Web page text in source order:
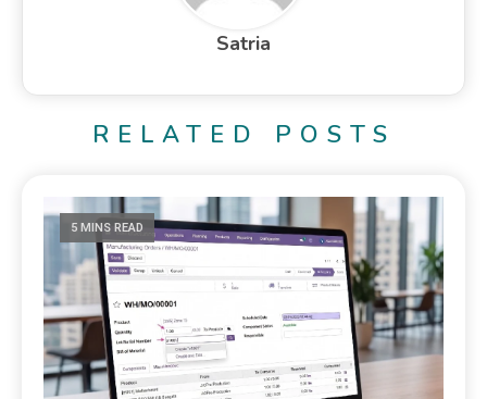
Satria
RELATED POSTS
5 MINS READ